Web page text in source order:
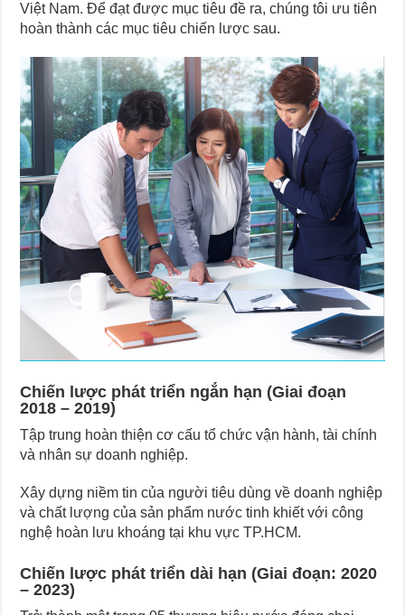
Việt Nam. Để đạt được mục tiêu đề ra, chúng tôi ưu tiên
hoàn thành các mục tiêu chiến lược sau.
Chiến lược phát triển ngắn hạn (Giai đoạn
2018 – 2019)
Tập trung hoàn thiện cơ cấu tổ chức vận hành, tài chính
và nhân sự doanh nghiệp.
Xây dựng niềm tin của người tiêu dùng về doanh nghiệp
và chất lượng của sản phẩm nước tinh khiết với công
nghệ hoàn lưu khoáng tại khu vực TP.HCM.
Chiến lược phát triển dài hạn (Giai đoạn: 2020
– 2023)